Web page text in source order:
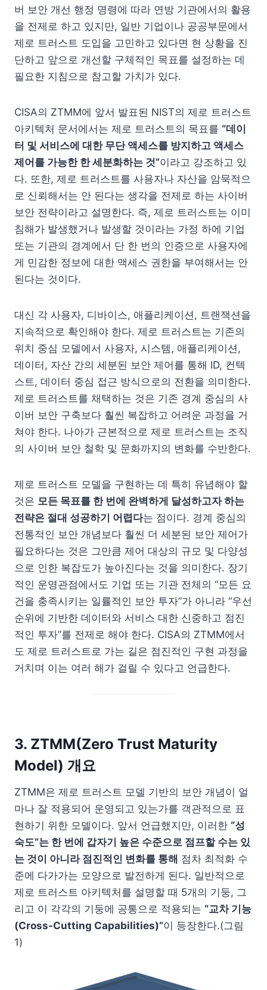
버 보안 개선 행정 명령에 따라 연방 기관에서의 활용
을 전제로 하고 있지만, 일반 기업이나 공공부문에서
제로 트러스트 도입을 고민하고 있다면 현 상황을 진
단하고 앞으로 개선할 구체적인 목표를 설정하는 데
필요한 지침으로 참고할 가치가 있다.
CISA의 ZTMM에 앞서 발표된 NIST의 제로 트러스트
아키텍처 문서에서는 제로 트러스트의 목표를 “데이
터 및 서비스에 대한 무단 액세스를 방지하고 액세스
제어를 가능한 한 세분화하는 것”이라고 강조하고 있
다. 또한, 제로 트러스트를 사용자나 자산을 암묵적으
로 신뢰해서는 안 된다는 생각을 전제로 하는 사이버
보안 전략이라고 설명한다. 즉, 제로 트러스트는 이미
침해가 발생했거나 발생할 것이라는 가정 하에 기업
또는 기관의 경계에서 단 한 번의 인증으로 사용자에
게 민감한 정보에 대한 액세스 권한을 부여해서는 안
된다는 것이다.
대신 각 사용자, 디바이스, 애플리케이션, 트랜잭션을
지속적으로 확인해야 한다. 제로 트러스트는 기존의
위치 중심 모델에서 사용자, 시스템, 애플리케이션,
데이터, 자산 간의 세분된 보안 제어를 통해 ID, 컨텍
스트, 데이터 중심 접근 방식으로의 전환을 의미한다.
제로 트러스트를 채택하는 것은 기존 경계 중심의 사
이버 보안 구축보다 훨씬 복잡하고 어려운 과정을 거
쳐야 한다. 나아가 근본적으로 제로 트러스트는 조직
의 사이버 보안 철학 및 문화까지의 변화를 수반한다.
제로 트러스트 모델을 구현하는 데 특히 유념해야 할
것은 모든 목표를 한 번에 완벽하게 달성하고자 하는
전략은 절대 성공하기 어렵다는 점이다. 경계 중심의
전통적인 보안 개념보다 훨씬 더 세분된 보안 제어가
필요하다는 것은 그만큼 제어 대상의 규모 및 다양성
으로 인한 복잡도가 높아진다는 것을 의미한다. 장기
적인 운영관점에서도 기업 또는 기관 전체의 “모든 요
건을 충족시키는 일률적인 보안 투자”가 아니라 “우선
순위에 기반한 데이터와 서비스 대한 신중하고 점진
적인 투자”를 전제로 해야 한다. CISA의 ZTMM에서
도 제로 트러스트로 가는 길은 점진적인 구현 과정을
거치며 이는 여러 해가 걸릴 수 있다고 언급한다.
3. ZTMM(Zero Trust Maturity
Model) 개요
ZTMM은 제로 트러스트 모델 기반의 보안 개념이 얼
마나 잘 적용되어 운영되고 있는가를 객관적으로 표
현하기 위한 모델이다. 앞서 언급했지만, 이러한 “성
숙도”는 한 번에 갑자기 높은 수준으로 점프할 수는 있
는 것이 아니라 점진적인 변화를 통해 점차 최적화 수
준에 다가가는 모양으로 발전하게 된다. 일반적으로
제로 트러스트 아키텍처를 설명할 때 5개의 기둥, 그
리고 이 각각의 기둥에 공통으로 적용되는 “교차 기능
(Cross-Cutting Capabilities)”이 등장한다.(그림
1)